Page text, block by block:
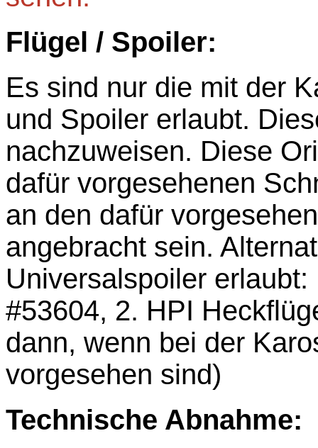
Flügel / Spoiler:
Es sind nur die mit der
und Spoiler erlaubt.
nachzuweisen. Diese
dafür vorgesehenen
an den dafür
angebracht sein.
Universalspoiler
#53604, 2. HPI
dann, wenn bei der
vorgesehen sind)
Technische Abnahme: